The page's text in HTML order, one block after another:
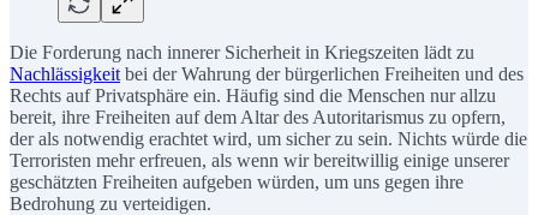
Die Forderung nach innerer Sicherheit in Kriegszeiten lädt zu
Nachlässigkeit bei der Wahrung der bürgerlichen Freiheiten und des
Rechts auf Privatsphäre ein. Häufig sind die Menschen nur allzu
bereit, ihre Freiheiten auf dem Altar des Autoritarismus zu opfern,
der als notwendig erachtet wird, um sicher zu sein. Nichts würde die
Terroristen mehr erfreuen, als wenn wir bereitwillig einige unserer
geschätzten Freiheiten aufgeben würden, um uns gegen ihre
Bedrohung zu verteidigen.